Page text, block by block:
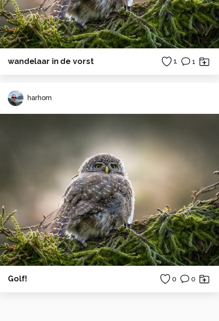
wandelaar in de vorst 1 1
harhom
Golf! 0 0